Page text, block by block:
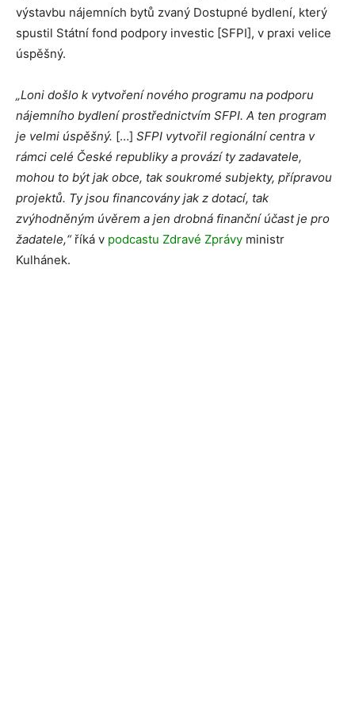
výstavbu nájemních bytů zvaný Dostupné bydlení, který
spustil Státní fond podpory investic [SFPI], v praxi velice
úspěšný.
„Loni došlo k vytvoření nového programu na podporu
nájemního bydlení prostřednictvím SFPI. A ten program
je velmi úspěšný. […] SFPI vytvořil regionální centra v
rámci celé České republiky a provází ty zadavatele,
mohou to být jak obce, tak soukromé subjekty, přípravou
projektů. Ty jsou financovány jak z dotací, tak
zvýhodněným úvěrem a jen drobná finanční účast je pro
žadatele,“ říká v podcastu Zdravé Zprávy ministr
Kulhánek.